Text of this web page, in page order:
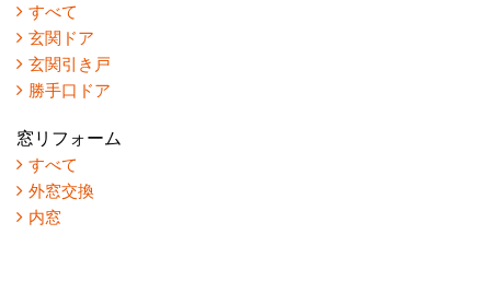
すべて
玄関ドア
玄関引き戸
勝手口ドア
窓リフォーム
すべて
外窓交換
内窓